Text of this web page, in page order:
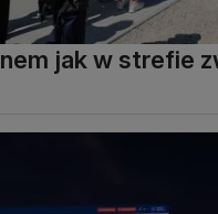
jak w strefie